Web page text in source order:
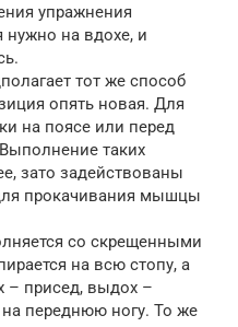
упражнения
нужно на вдохе, и
тот же способ
опять новая. Для
на поясе или перед
таких
зато задействованы
прокачивания мышцы
со скрещенными
на всю стопу, а
– присед, выдох –
на переднюю ногу. То же